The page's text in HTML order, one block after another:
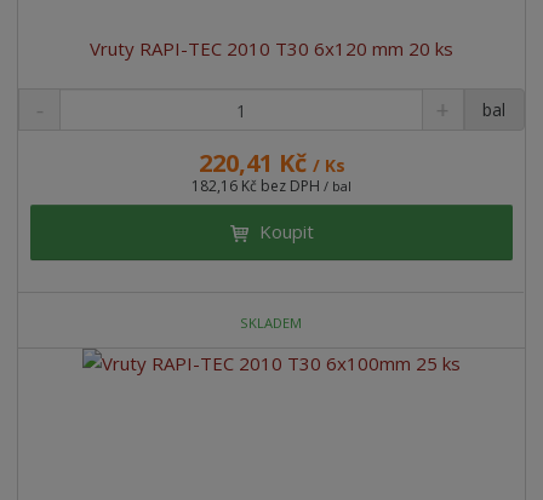
Vruty RAPI-TEC 2010 T30 6x120 mm 20 ks
220,41 Kč / Ks
182,16 Kč bez DPH / bal
bal
Koupit
SKLADEM